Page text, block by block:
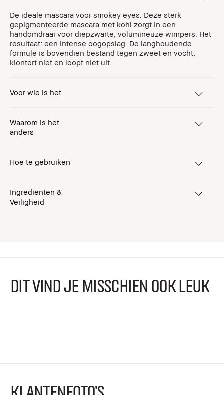
De ideale mascara voor smokey eyes. Deze sterk
gepigmenteerde mascara met kohl zorgt in een
handomdraai voor diepzwarte, volumineuze wimpers. Het
resultaat: een intense oogopslag. De langhoudende
formule is bovendien bestand tegen zweet en vocht,
klontert niet en loopt niet uit.
Voor wie is het
Waarom is het
anders
Hoe te gebruiken
Ingrediënten &
Veiligheid
DIT VIND JE MISSCHIEN OOK LEUK